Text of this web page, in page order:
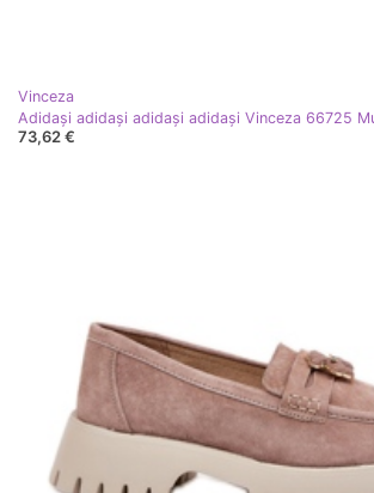
Vinceza
Adidași adidași adidași adidași Vinceza 66725
73,62 €